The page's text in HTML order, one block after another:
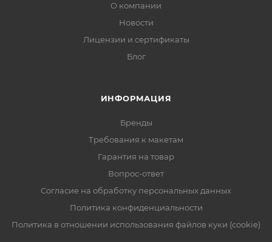
О компании
Новости
Лицензии и сертификаты
Блог
ИНФОРМАЦИЯ
Бренды
Требования к макетам
Гарантия на товар
Вопрос-ответ
Согласие на обработку персональных данных
Политика конфиденциальности
Политика в отношении использования файлов куки (cookie)